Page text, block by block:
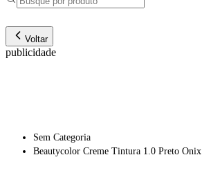
Voltar
publicidade
Sem Categoria
Beautycolor Creme Tintura 1.0 Preto Onix